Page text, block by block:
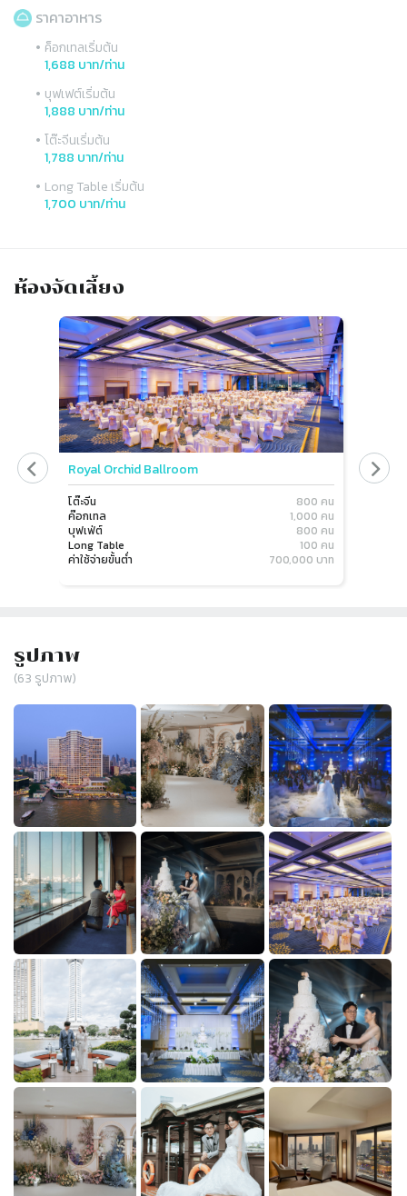
ราคาอาหาร
• ค็อกเทลเริ่มต้น
1,688 บาท/ท่าน
• บุฟเฟต์เริ่มต้น
1,888 บาท/ท่าน
• โต๊ะจีนเริ่มต้น
1,788 บาท/ท่าน
• Long Table เริ่มต้น
1,700 บาท/ท่าน
ห้องจัดเลี้ยง
Slide 1 of 4
Royal Orchid Ballroom
โต๊ะจีน
800 คน
ค๊อกเทล
1,000 คน
บุฟเฟ่ต์
800 คน
Long Table
100 คน
ค่าใช้จ่ายขั้นต่ำ
700,000 บาท
รูปภาพ
(63 รูปภาพ)